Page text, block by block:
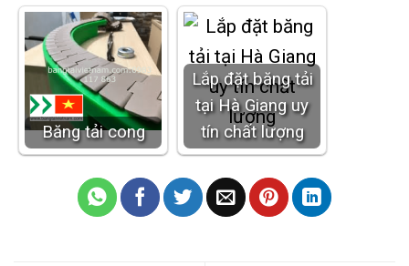
Băng tải cong
Lắp đặt băng tải
tại Hà Giang uy
tín chất lượng